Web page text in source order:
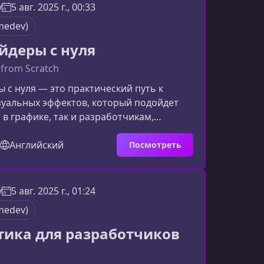
GameDevКурс построен так, чтобы вы
осваивать всё более сложные
к
5 авг. 2025 г., 00:33
с нуля
from Scratch
с нуля — это практический путь к
эффектов, который подойдет
графике, так и разработчикам,
глубже понять работу GPU. Вы узнаете,
реалистичные материалы, сложные
поверхности и визуальные эффекты
помощью чистой математики.Чему вы
курса фокусируется на
которые можно сразу применять в
интер
Английский Посмотреть
5 авг. 2025 г., 01:24
для разработчиков